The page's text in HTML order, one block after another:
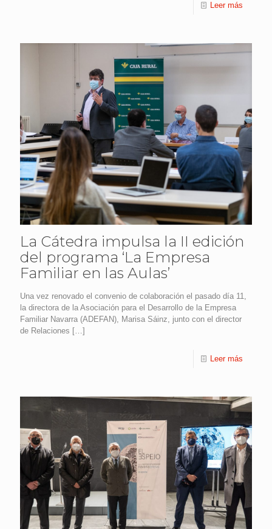
Leer más
La Cátedra impulsa la II edición
del programa ‘La Empresa
Familiar en las Aulas’
Una vez renovado el convenio de colaboración el pasado día 11,
la directora de la Asociación para el Desarrollo de la Empresa
Familiar Navarra (ADEFAN), Marisa Sáinz, junto con el director
de Relaciones […]
Leer más